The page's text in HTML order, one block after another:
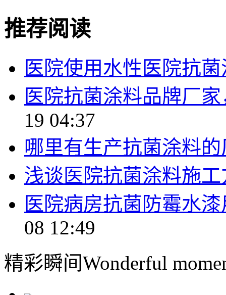
推荐阅读
医院使用水性医院抗
医院抗菌涂料品牌厂
19 04:37
哪里有生产抗菌涂料
浅谈医院抗菌涂料施工
医院病房抗菌防霉水
08 12:49
精彩瞬间Wonderful